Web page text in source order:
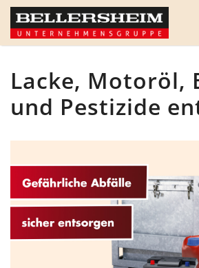
Lacke, Motoröl,
und Pestizide